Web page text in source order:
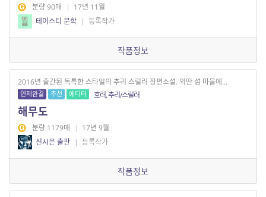
분량 90매 | 17년 11월
테이스티 문학 | 등록작가
작품정보
2016년 출간된 독특한 스타일의 추리 스릴러 장편소설. 외딴 섬 마을에...
연재완결 추천 에디터 호러, 추리/스릴러
해무도
분량 1179매 | 17년 9월
신시은 출판 | 등록작가
작품정보